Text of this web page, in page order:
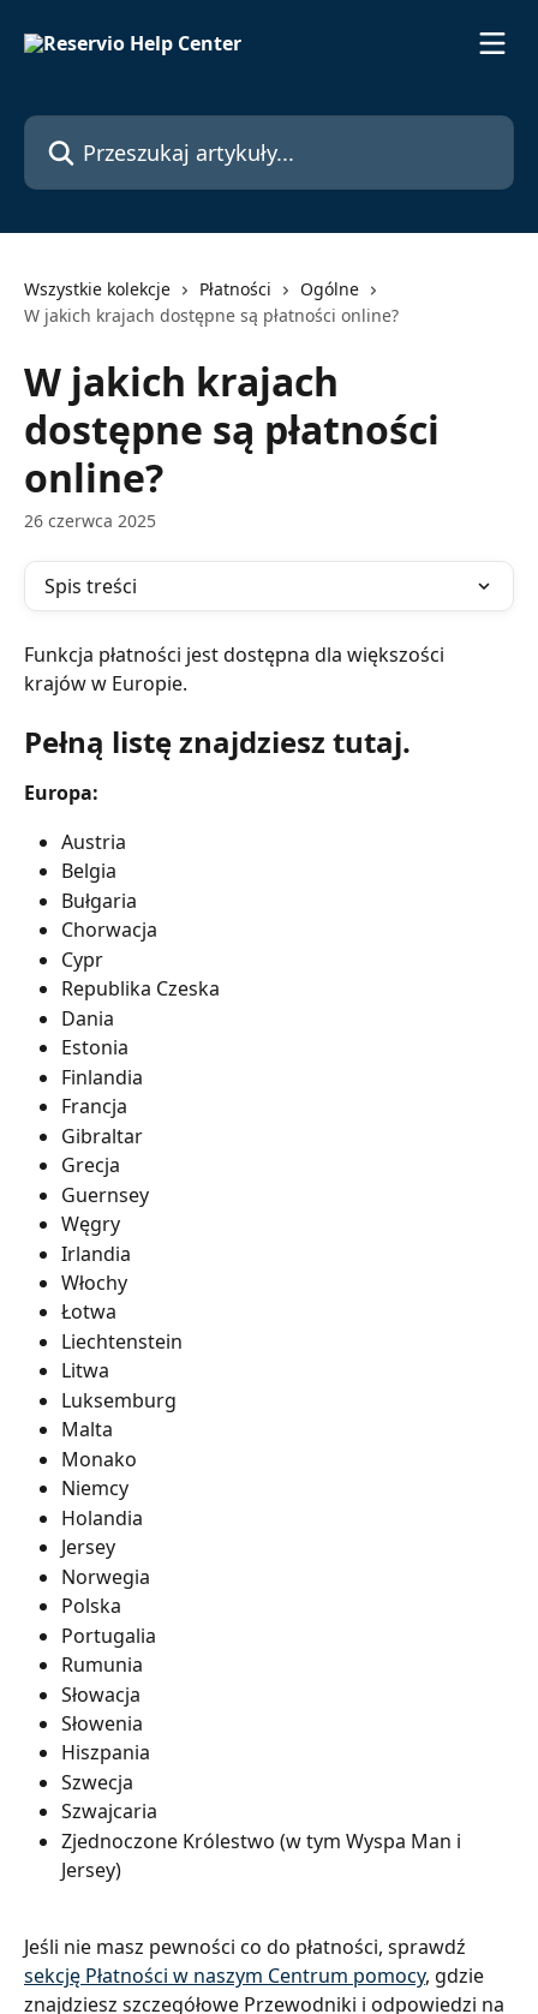
Przeszukaj artykuły...
Wszystkie kolekcje Płatności
Ogólne
W jakich krajach dostępne są płatności online?
W jakich krajach
dostępne są płatności
online?
26 czerwca 2025
Spis treści
Funkcja płatności jest dostępna dla większości
krajów w Europie.
Pełną listę znajdziesz tutaj.
Europa:
Austria
Belgia
Bułgaria
Chorwacja
Cypr
Republika Czeska
Dania
Estonia
Finlandia
Francja
Gibraltar
Grecja
Guernsey
Węgry
Irlandia
Włochy
Łotwa
Liechtenstein
Litwa
Luksemburg
Malta
Monako
Niemcy
Holandia
Jersey
Norwegia
Polska
Portugalia
Rumunia
Słowacja
Słowenia
Hiszpania
Szwecja
Szwajcaria
Zjednoczone Królestwo (w tym Wyspa Man i
Jersey)
Jeśli nie masz pewności co do płatności, sprawdź
sekcję Płatności w naszym Centrum pomocy, gdzie
znajdziesz szczegółowe Przewodniki i odpowiedzi na